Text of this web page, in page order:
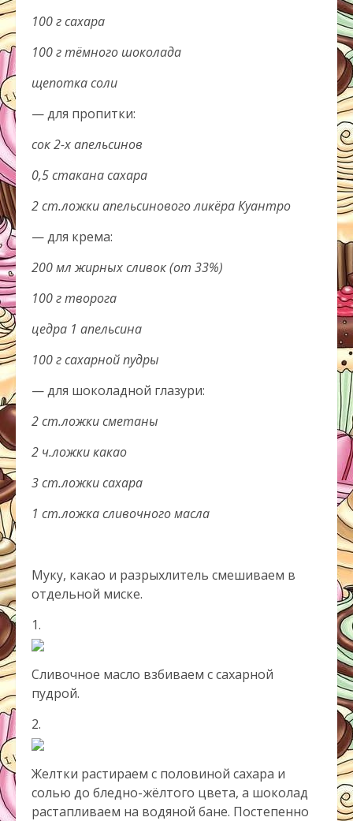
100 г сахара
100 г тёмного шоколада
щепотка соли
— для пропитки:
сок 2-х апельсинов
0,5 стакана сахара
2 ст.ложки апельсинового ликёра Куантро
— для крема:
200 мл жирных сливок (от 33%)
100 г творога
цедра 1 апельсина
100 г сахарной пудры
— для шоколадной глазури:
2 ст.ложки сметаны
2 ч.ложки какао
3 ст.ложки сахара
1 ст.ложка сливочного масла
Муку, какао и разрыхлитель смешиваем в
отдельной миске.
1.
Сливочное масло взбиваем с сахарной
пудрой.
2.
Желтки растираем с половиной сахара и
солью до бледно-жёлтого цвета, а шоколад
растапливаем на водяной бане. Постепенно